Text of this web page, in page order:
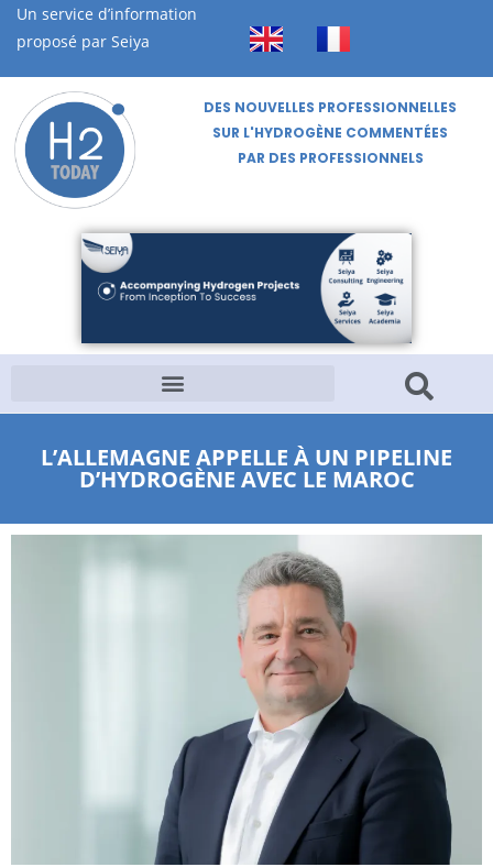
Un service d’information
proposé par Seiya
DES NOUVELLES PROFESSIONNELLES
SUR L'HYDROGÈNE COMMENTÉES
PAR DES PROFESSIONNELS
L’ALLEMAGNE APPELLE À UN PIPELINE
D’HYDROGÈNE AVEC LE MAROC